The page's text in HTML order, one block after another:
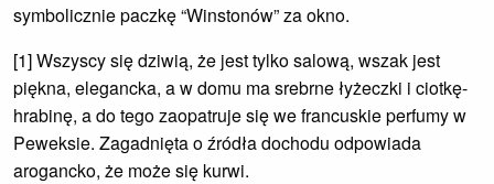
symbolicznie paczkę “Winstonów” za okno.
[1] Wszyscy się dziwią, że jest tylko salową, wszak jest
piękna, elegancka, a w domu ma srebrne łyżeczki i ciotkę-
hrabinę, a do tego zaopatruje się we francuskie perfumy w
Peweksie. Zagadnięta o źródła dochodu odpowiada
arogancko, że może się kurwi.